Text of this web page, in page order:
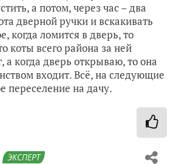
а потом, через час – два
дверной ручки и вскакивать
когда ломится в дверь, то
коты всего района за ней
а когда дверь открываю, то она
входит. Всё, на следующие
переселение на дачу.
ЭКСПЕРТ